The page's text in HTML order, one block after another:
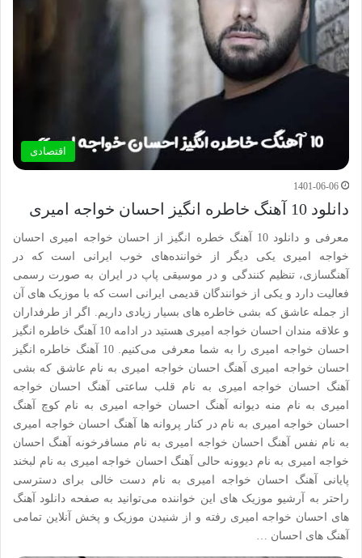
اقتصادی
1401-06-06
دانلود 10 آهنگ خاطره انگیز احسان خواجه امیری
معرفی و دانلود 10 آهنگ خطره انگیز از احسان خواجه امیری احسان
خواجه امیری یکی دیگر از خواننده‌های خوب ایرانی است که در
آهنگسازی، تنظیم کنندگی و در موسیقی پاپ در ایران به صورت رسمی
فعالیت دارد و یکی از خوانندگان قدیمی ایرانی است که با موزیک های آن
از جمله عاشق که بشی خاطره های بسیار زیادی داریم. اگر از طرفداران
و علاقه مندان احسان خواجه امیری هستید در ادامه 10 آهنگ خاطره انگیز
احسان خواجه امیری را به شما معرفی می‌کنیم. 10 آهنگ خاطره انگیز
احسان خواجه امیری آهنگ احسان خواجه امیری به نام عاشق که بشی
آهنگ احسان خواجه امیری به نام قلب ساعتی آهنگ احسان خواجه
امیری به نام منه دیوانه آهنگ احسان خواجه امیری به نام کوچ آهنگ
احسان خواجه امیری به نام در کنار پروانه ها آهنگ احسان خواجه امیری
به نام نفس آهنگ احسان خواجه امیری به نام مسافرخونه آهنگ احسان
خواجه امیری به نام دیوونه حالی آهنگ احسان خواجه امیری به نام لبخند
پایانی آهنگ احسان خواجه امیری به نام دست خالی برای دسترسی
راحتر به آرشیو موزیک های این خواننده می‌توانید به صفحه دانلود آهنگ
های احسان خواجه امیری رفته و از شنیدن موزیک و پخش آنلاین تمامی
آهنگ های احسان …